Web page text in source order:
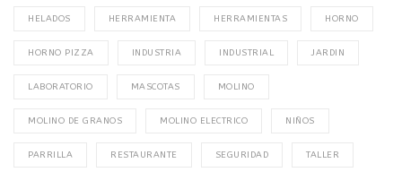
HELADOS HERRAMIENTA HERRAMIENTAS HORNO
HORNO PIZZA INDUSTRIA INDUSTRIAL JARDIN
LABORATORIO MASCOTAS MOLINO
MOLINO DE GRANOS MOLINO ELECTRICO NIÑOS
PARRILLA RESTAURANTE SEGURIDAD TALLER